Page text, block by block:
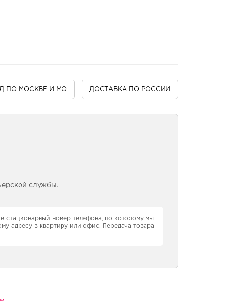
ПО МОСКВЕ И МО ДОСТАВКА ПО РОССИИ
службы.
стационарный номер телефона, по которому мы
адресу в квартиру или офис. Передача товара